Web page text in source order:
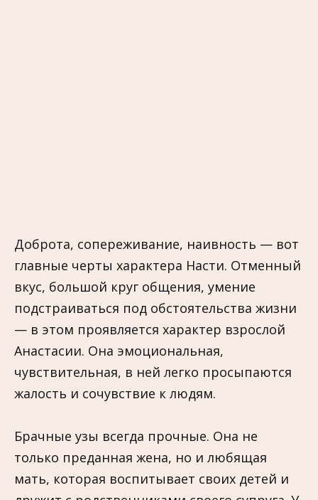
Доброта, сопереживание, наивность — вот
главные черты характера Насти. Отменный
вкус, большой круг общения, умение
подстраиваться под обстоятельства жизни
— в этом проявляется характер взрослой
Анастасии. Она эмоциональная,
чувствительная, в ней легко просыпаются
жалость и сочувствие к людям.
Брачные узы всегда прочные. Она не
только преданная жена, но и любящая
мать, которая воспитывает своих детей и